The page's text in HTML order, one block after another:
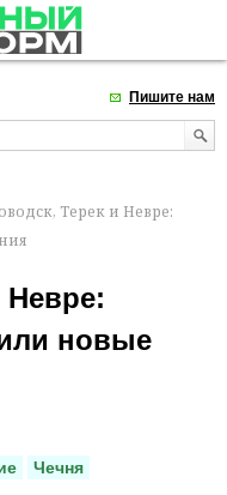
Пишите нам
Терек и Невре:
Невре:
новые
Чечня